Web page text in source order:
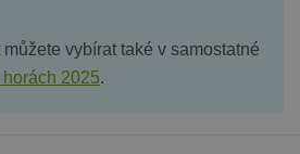
vybírat také v samostatné
2025.